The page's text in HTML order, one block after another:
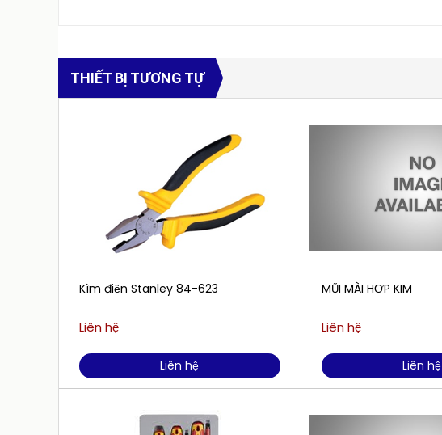
THIẾT BỊ TƯƠNG TỰ
Kìm điện Stanley 84-623
Liên hệ
Liên hệ
MŨI MÀI HỢP KIM
Liên hệ
Liên hệ